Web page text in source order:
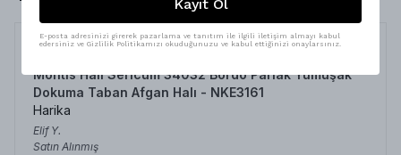
Montis Halı Sericum 34032 Bordo Parlak Yumuşak
Dokuma Taban Afgan Halı - NKE3161
Harika
Elif Y.
Satın Alınmış
Kayıt Ol
E-posta adresinizi girerek pazarlama ve tanıtım ile ilgili iletişim almayı kabul
edersiniz ve Gizlilik Politikamızı okuduğunuzu ve kabul ettiğinizi onaylarsınız.